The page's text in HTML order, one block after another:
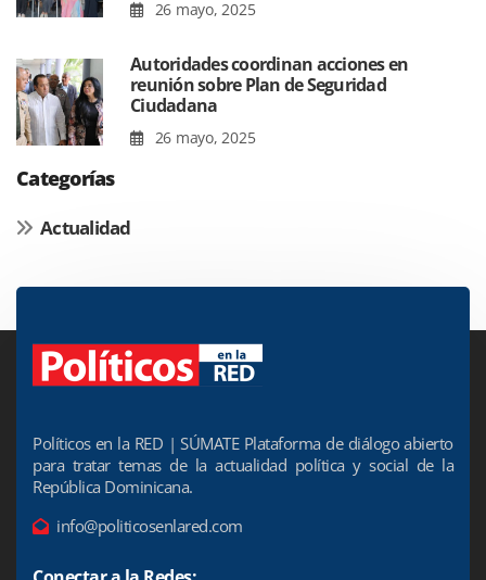
26 mayo, 2025
Autoridades coordinan acciones en
reunión sobre Plan de Seguridad
Ciudadana
26 mayo, 2025
Categorías
Actualidad
Políticos en la RED | SÚMATE Plataforma de diálogo abierto
para tratar temas de la actualidad política y social de la
República Dominicana.
info@politicosenlared.com